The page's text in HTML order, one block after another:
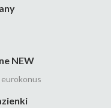
NEW
eurokonus